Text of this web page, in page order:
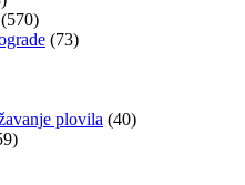
(570)
(73)
plovila (40)